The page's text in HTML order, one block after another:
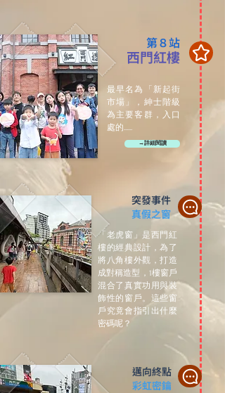
第８站
西門紅樓
最早名為「新起街
市場」，紳士階級
為主要客群，入口
處的......
→詳細閱讀
突發事件
真假之窗
「老虎窗」是西門紅
樓的經典設計，為了
將八角樓外觀，打造
成對稱造型，1樓窗戶
混合了真實功用與裝
飾性的窗戶。這些窗
戶究竟會指引出什麼
密碼呢？
邁向終點
彩虹密鑰